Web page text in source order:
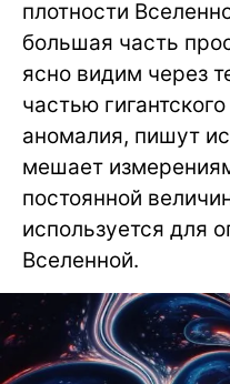
плотности
большая часть
ясно видим через
частью
аномалия, пишут
мешает
постоянной
используется для
Вселенной.